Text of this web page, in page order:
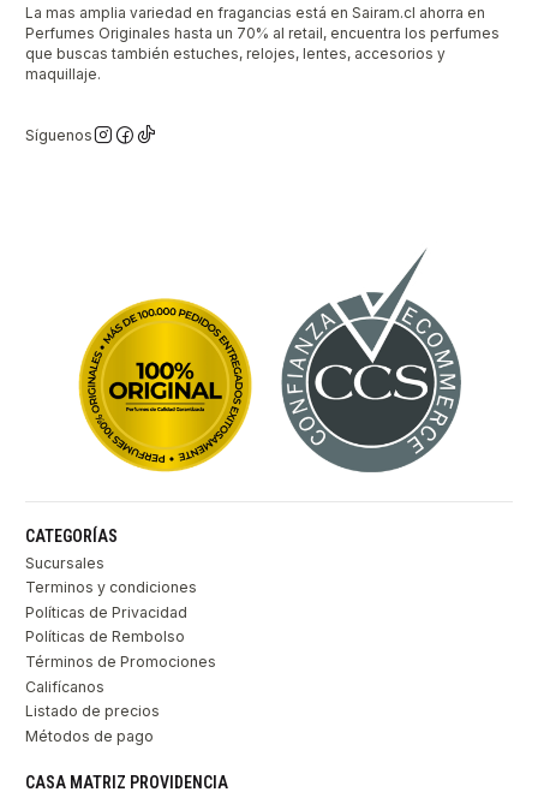
La mas amplia variedad en fragancias está en Sairam.cl ahorra en
Perfumes Originales hasta un 70% al retail, encuentra los perfumes
que buscas también estuches, relojes, lentes, accesorios y
maquillaje.
Síguenos
CATEGORÍAS
Sucursales
Terminos y condiciones
Políticas de Privacidad
Políticas de Rembolso
Términos de Promociones
Califícanos
Listado de precios
Métodos de pago
CASA MATRIZ PROVIDENCIA